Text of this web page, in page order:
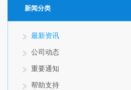
新闻分类
最新资讯
公司动态
重要通知
帮助支持